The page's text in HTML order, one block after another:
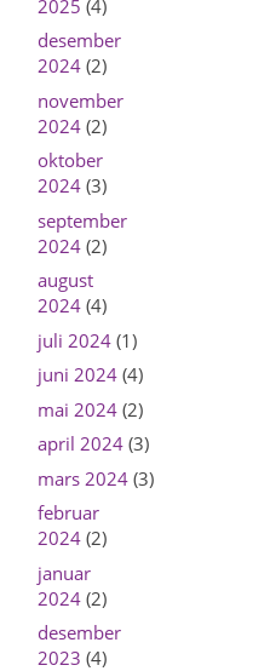
2025 (4)
desember
2024(2)
november
2024(2)
oktober
2024(3)
september
2024(2)
august
2024(4)
juli 2024(1)
juni 2024(4)
mai 2024(2)
april 2024(3)
mars 2024(3)
februar
2024(2)
januar
2024(2)
desember
2023 (4)